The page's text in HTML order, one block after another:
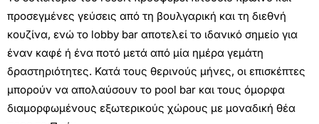
προσεγμένες γεύσεις από τη βουλγαρική και τη διεθνή
κουζίνα, ενώ το lobby bar αποτελεί το ιδανικό σημείο για
έναν καφέ ή ένα ποτό μετά από μία ημέρα γεμάτη
δραστηριότητες. Κατά τους θερινούς μήνες, οι επισκέπτες
μπορούν να απολαύσουν το pool bar και τους όμορφα
διαμορφωμένους εξωτερικούς χώρους με μοναδική θέα